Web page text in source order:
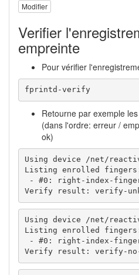
Modifier
Verifier
empreinte
Pour vérifier
fprintd-verify
Retourne par exemple
(dans l'ordre: erreur /
ok)
Using device /net/
Listing enrolled
- #0: right-index-
Verify result: verify-
Using device /net/
Listing enrolled
- #0: right-index-
Verify result: verify-no-